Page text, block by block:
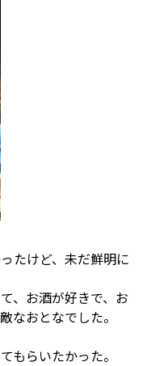
たけど、未だ鮮明に
、お酒が好きで、お
なおとなでした。
もらいたかった。